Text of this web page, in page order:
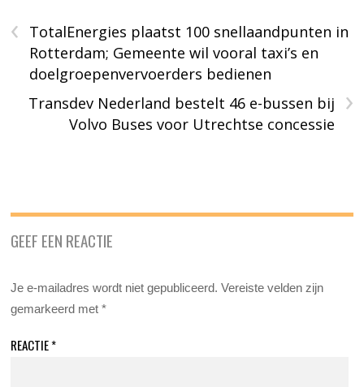
‹
TotalEnergies plaatst 100 snellaandpunten in
Rotterdam; Gemeente wil vooral taxi’s en
doelgroepenvervoerders bedienen
›
Transdev Nederland bestelt 46 e-bussen bij
Volvo Buses voor Utrechtse concessie
GEEF EEN REACTIE
Je e-mailadres wordt niet gepubliceerd. Vereiste velden zijn
gemarkeerd met*
REACTIE*